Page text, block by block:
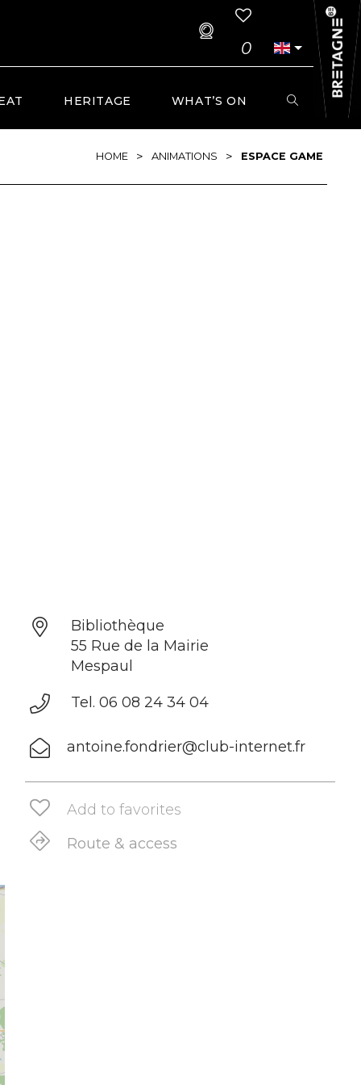
0
HERITAGE WHAT’S ON
HOME > ANIMATIONS > ESPACE GAME
Bibliothèque
55 Rue de la Mairie
Mespaul
Tel. 06 08 24 34 04
antoine.fondrier@club-internet.fr
Add to favorites
Route & access